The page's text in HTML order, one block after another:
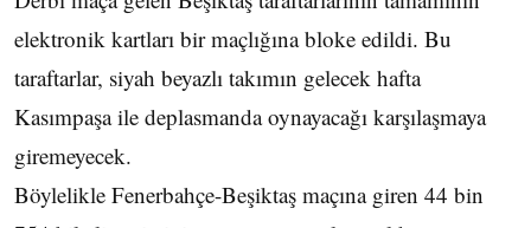
elektronik kartları bir maçlığına bloke edildi. Bu
taraftarlar, siyah beyazlı takımın gelecek hafta
Kasımpaşa ile deplasmanda oynayacağı karşılaşmaya
giremeyecek.
Böylelikle Fenerbahçe-Beşiktaş maçına giren 44 bin